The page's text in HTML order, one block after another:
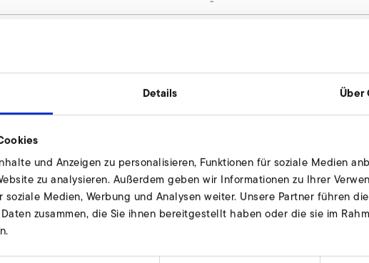
Details Über
und Anzeigen zu personalisieren, Funktionen für soziale Medien
zu analysieren. Außerdem geben wir Informationen zu Ihrer
soziale Medien, Werbung und Analysen weiter. Unsere Partner führen
zusammen, die Sie ihnen bereitgestellt haben oder die sie im
anfragen
und nach Bedarf. Unsere Experten
Verfügung.